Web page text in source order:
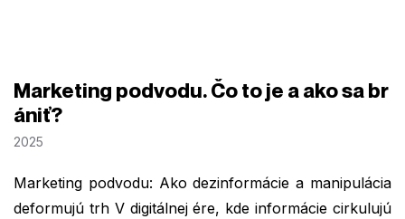
Marketing podvodu. Čo to je a ako sa br
ániť?
2025
Marketing podvodu: Ako dezinformácie a manipulácia
deformujú trh V digitálnej ére, kde informácie cirkulujú